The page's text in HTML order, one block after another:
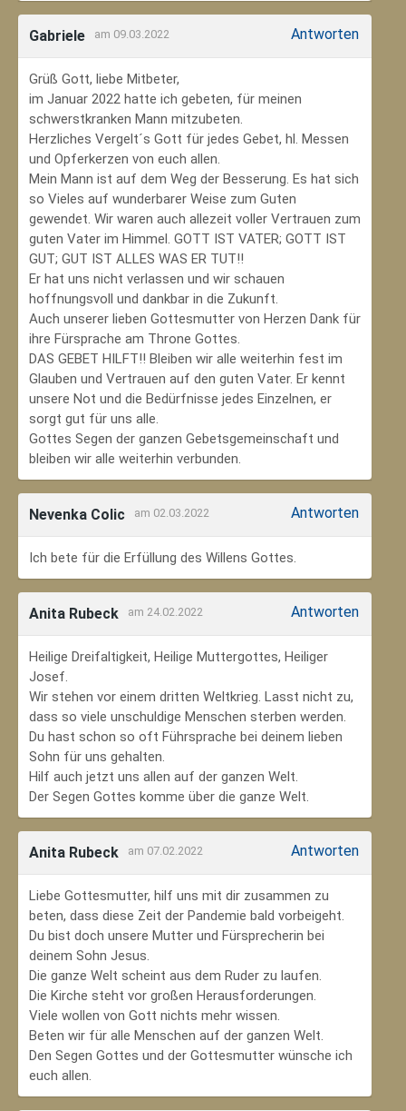
Gabriele am 09.03.2022 Antworten
Grüß Gott, liebe Mitbeter,
im Januar 2022 hatte ich gebeten, für meinen
schwerstkranken Mann mitzubeten.
Herzliches Vergelt´s Gott für jedes Gebet, hl. Messen
und Opferkerzen von euch allen.
Mein Mann ist auf dem Weg der Besserung. Es hat sich
so Vieles auf wunderbarer Weise zum Guten
gewendet. Wir waren auch allezeit voller Vertrauen zum
guten Vater im Himmel. GOTT IST VATER; GOTT IST
GUT; GUT IST ALLES WAS ER TUT!!
Er hat uns nicht verlassen und wir schauen
hoffnungsvoll und dankbar in die Zukunft.
Auch unserer lieben Gottesmutter von Herzen Dank für
ihre Fürsprache am Throne Gottes.
DAS GEBET HILFT!! Bleiben wir alle weiterhin fest im
Glauben und Vertrauen auf den guten Vater. Er kennt
unsere Not und die Bedürfnisse jedes Einzelnen, er
sorgt gut für uns alle.
Gottes Segen der ganzen Gebetsgemeinschaft und
bleiben wir alle weiterhin verbunden.
Nevenka Colic am 02.03.2022 Antworten
Ich bete für die Erfüllung des Willens Gottes.
Anita Rubeck am 24.02.2022 Antworten
Heilige Dreifaltigkeit, Heilige Muttergottes, Heiliger
Josef.
Wir stehen vor einem dritten Weltkrieg. Lasst nicht zu,
dass so viele unschuldige Menschen sterben werden.
Du hast schon so oft Führsprache bei deinem lieben
Sohn für uns gehalten.
Hilf auch jetzt uns allen auf der ganzen Welt.
Der Segen Gottes komme über die ganze Welt.
Anita Rubeck am 07.02.2022 Antworten
Liebe Gottesmutter, hilf uns mit dir zusammen zu
beten, dass diese Zeit der Pandemie bald vorbeigeht.
Du bist doch unsere Mutter und Fürsprecherin bei
deinem Sohn Jesus.
Die ganze Welt scheint aus dem Ruder zu laufen.
Die Kirche steht vor großen Herausforderungen.
Viele wollen von Gott nichts mehr wissen.
Beten wir für alle Menschen auf der ganzen Welt.
Den Segen Gottes und der Gottesmutter wünsche ich
euch allen.